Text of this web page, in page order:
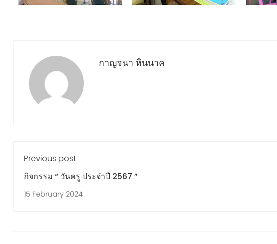
กาญจนา หินนาค
Previous post
กิจกรรม “ วันครู ประจำปี 2567 ”
15 February 2024